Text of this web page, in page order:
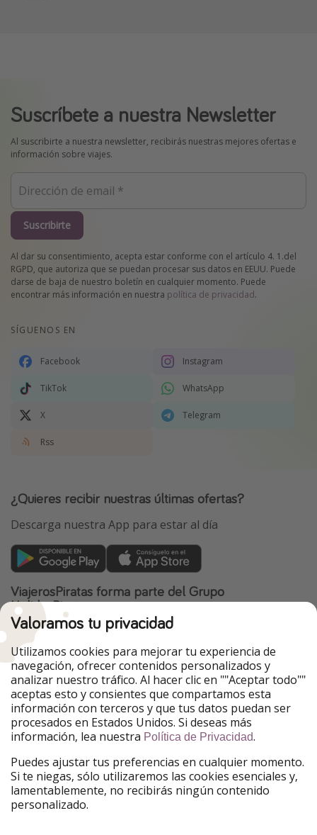
Suscríbete a nuestra Newsletter
Al suscribirte a nuestra newsletter, recibirás nuestras mejores ofertas e
información sobre viajes.
Suscribirte
Al dar su consentimiento, acepta estar conforme con el artículo 4. 1.del
RGPD, que autoriza que se puedan procesar sus datos en EEUU. Puede
darse de baja de nuestro boletín en cualquier momento. Puede
encontrar más información en nuestra política de privacidad.
SÍGUENOS EN
Facebook Instagram
TikTok WhatsApp
X Telegram
Rss
¿Quieres recibir nuestras últimas ofertas?
Descarga nuestra App para estar al día
ViajerosPiratas forma parte del Grupo
HolidayPirates
Nuestros mercados
PiratinViaggio
HolidayPirates
VakantiePiraten
WakacyjniPiraci
VoyagesPirates
Ferienpiraten
Urlaubspiraten
Urlaubspiraten
TravelPirates
Nuestro grupo
HolidayPirates Group
Conócenos mejor
Sobre ViajerosPiratas
Información legal
Valoramos tu privacidad
Utilizamos cookies para mejorar tu experiencia de
navegación, ofrecer contenidos personalizados y
analizar nuestro tráfico. Al hacer clic en ""Aceptar todo""
aceptas esto y consientes que compartamos esta
información con terceros y que tus datos puedan ser
procesados en Estados Unidos. Si deseas más
información, lea nuestra Política de Privacidad.
Puedes ajustar tus preferencias en cualquier momento.
Si te niegas, sólo utilizaremos las cookies esenciales y,
lamentablemente, no recibirás ningún contenido
personalizado.